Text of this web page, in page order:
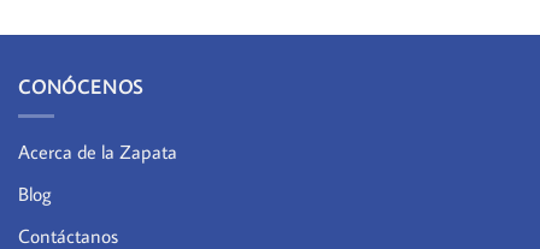
CONÓCENOS
Acerca de la Zapata
Blog
Contáctanos